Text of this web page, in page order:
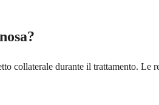
collaterale durante il trattamento. Le